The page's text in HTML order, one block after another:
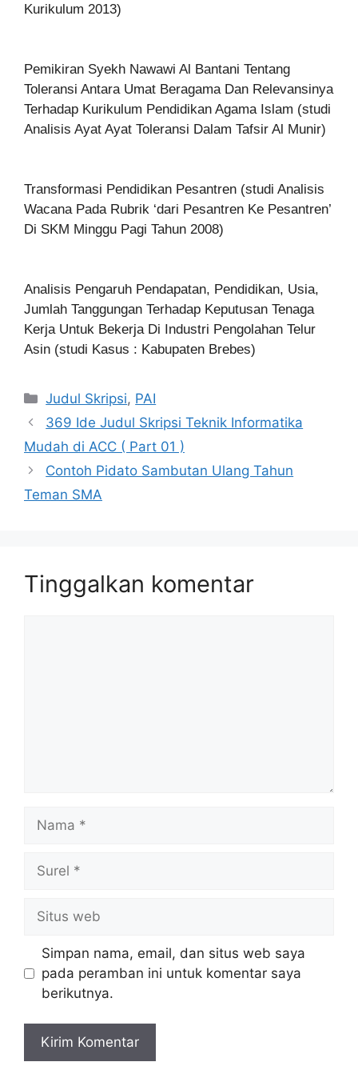
Kurikulum 2013)
Pemikiran Syekh Nawawi Al Bantani Tentang
Toleransi Antara Umat Beragama Dan Relevansinya
Terhadap Kurikulum Pendidikan Agama Islam (studi
Analisis Ayat Ayat Toleransi Dalam Tafsir Al Munir)
Transformasi Pendidikan Pesantren (studi Analisis
Wacana Pada Rubrik ‘dari Pesantren Ke Pesantren’
Di SKM Minggu Pagi Tahun 2008)
Analisis Pengaruh Pendapatan, Pendidikan, Usia,
Jumlah Tanggungan Terhadap Keputusan Tenaga
Kerja Untuk Bekerja Di Industri Pengolahan Telur
Asin (studi Kasus : Kabupaten Brebes)
Kategori
Judul Skripsi, PAI
369 Ide Judul Skripsi Teknik Informatika
Mudah di ACC ( Part 01 )
Contoh Pidato Sambutan Ulang Tahun
Teman SMA
Tinggalkan komentar
web
Simpan nama, email, dan situs web saya
pada peramban ini untuk komentar saya
berikutnya.